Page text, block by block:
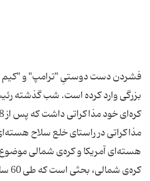
فشردن دست دوستیِ "ترامپ" و "کیم
بزرگی وارد کرده است. شب گذشته
مذاکراتی در راستای خلع سلاح
هسته‌ای آمریکا و کره‌ی شمالی